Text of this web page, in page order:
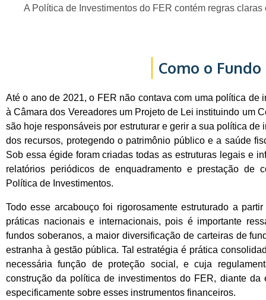
A Política de Investimentos do FER contém regras
Como o
Até o ano de 2021, o FER não contava com uma política de
à Câmara dos Vereadores um Projeto de Lei instituindo um
são hoje responsáveis por estruturar e gerir a sua política
dos recursos, protegendo o patrimônio público e a saúde
Sob essa égide foram criadas todas as estruturas legais e
relatórios periódicos de enquadramento e prestação de
Política de Investimentos.
Todo esse arcabouço foi rigorosamente estruturado a
práticas nacionais e internacionais, pois é importante
fundos soberanos, a maior diversificação de carteiras de
estranha à gestão pública. Tal estratégia é prática
necessária função de proteção social, e cuja
construção da política de investimentos do FER, diante
especificamente sobre esses instrumentos financeiros.